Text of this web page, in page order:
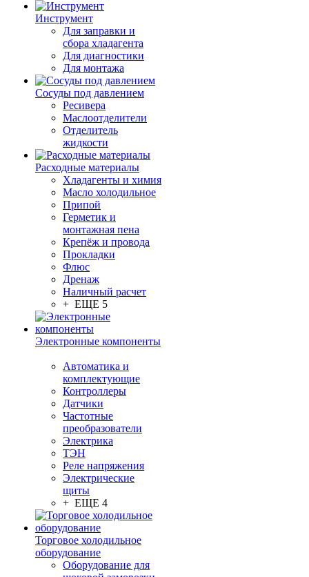
Инструмент
Для заправки и
сбора хладагента
Для диагностики
Для монтажа
Сосуды под давлением
Ресивера
Маслоотделители
Отделитель
жидкости
Расходные материалы
Хладагенты и химия
Масло холодильное
Припой
Герметик и
монтажная пена
Крепёж и провода
Прокладки
Флюс
Дренаж
Наличный расчет
+ ЕЩЕ 5
Электронные компоненты
Автоматика и
комплектующие
Контроллеры
Датчики
Частотные
преобразователи
Электрика
ТЭН
Реле напряжения
Электрические
щиты
+ ЕЩЕ 4
Торговое холодильное
оборудование
Оборудование для